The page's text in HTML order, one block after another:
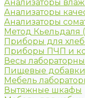
Анализаторы
Анализаторы
Анализаторы
Метод Кьельдаля
Приборы для
Приборы ПЧП и
Весы
Пищевые добавки
Мебель
Вытяжные шкафы